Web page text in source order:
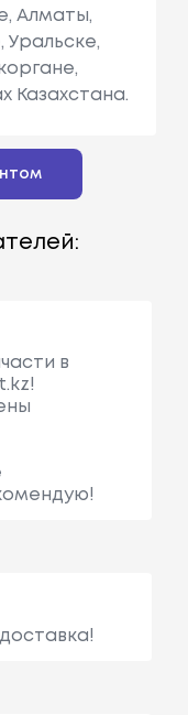
Алматы,
Уральске,
Казахстана.
в